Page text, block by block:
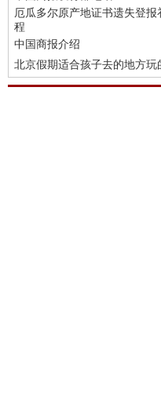
厄瓜多尔原产地证书遗失登报
程
中国商报介绍
北京假期适合孩子去的地方玩